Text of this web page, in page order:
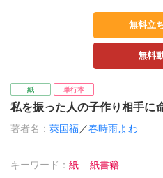
無料立
無料
紙 単行本
私を振った人の子作り相手に
著者名：莢国福／春時雨よわ
キーワード：紙
紙書籍